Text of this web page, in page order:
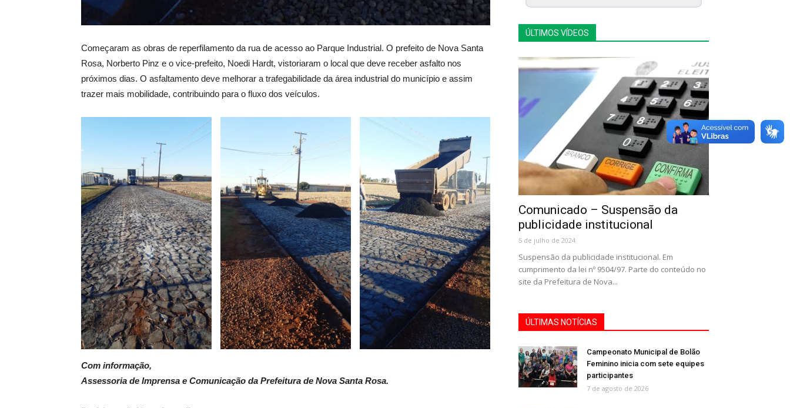
Começaram as obras de reperfilamento da rua de acesso ao Parque Industrial. O prefeito de Nova Santa
Rosa, Norberto Pinz e o vice-prefeito, Noedi Hardt, vistoriaram o local que deve receber asfalto nos
próximos dias. O asfaltamento deve melhorar a trafegabilidade da área industrial do município e assim
trazer mais mobilidade, contribuindo para o fluxo dos veículos.
Com informação,
Assessoria de Imprensa e Comunicação da Prefeitura de Nova Santa Rosa.
ÚLTIMOS VÍDEOS
Comunicado – Suspensão da
publicidade institucional
5 de julho de 2024
Suspensão da publicidade institucional. Em
cumprimento da lei nº 9504/97. Parte do conteúdo no
site da Prefeitura de Nova...
ÚLTIMAS NOTÍCIAS
Campeonato Municipal de Bolão
Feminino inicia com sete equipes
participantes
7 de agosto de 2026